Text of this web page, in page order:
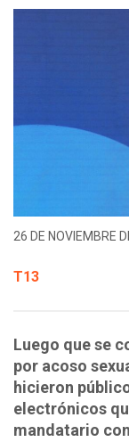
26 DE NOVIEMBRE
T13
Luego que se
por acoso
hicieron
electrónicos
mandatario